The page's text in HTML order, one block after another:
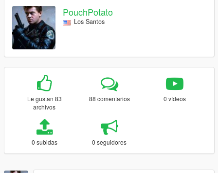
PouchPotato
Los Santos
Le gustan 83
archivos
88 comentarios 0 vídeos
0 subidas 0 seguidores